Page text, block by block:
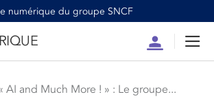
numérique du groupe SNCF
Compte
AI and Much More ! » : Le groupe...